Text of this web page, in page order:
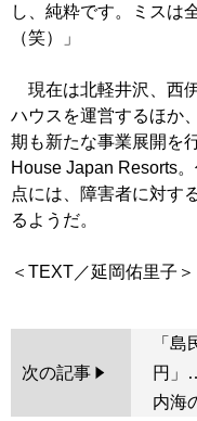
し、純粋です。ミスは
（笑）」
現在は北軽井沢、西
ハウスを運営するほか
期も新たな事業展開を
House Japan Resorts
点には、障害者に対す
るようだ。
次の記事
「
円」
内海